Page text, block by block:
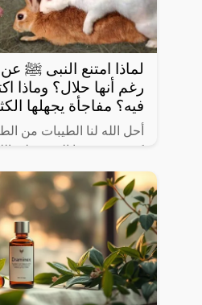
لماذا امتنع النبى ﷺ
رغم أنها حلال؟ وماذا
فيه؟ مفاجأة يجهلها
أحل الله لنا الطيبات من
كثيرة، وعرفنا النبي صلى
على بعض ما حرم علينا،
حين لآخر بعض المعلومات